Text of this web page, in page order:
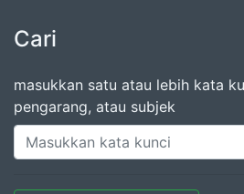
Cari
masukkan satu atau lebih kata
pengarang, atau subjek